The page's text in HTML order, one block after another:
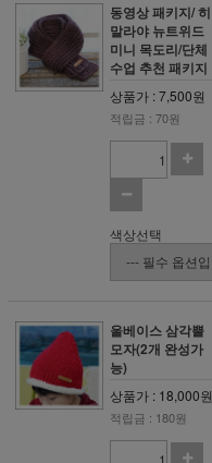
동영상 패키지/ 히
말라야 뉴트위드
미니 목도리/단체
수업 추천 패키지
상품가 : 7,500원
적립금 : 70원
색상선택
울베이스 삼각뿔
모자(2개 완성가
능)
상품가 : 18,000원
적립금 : 180원